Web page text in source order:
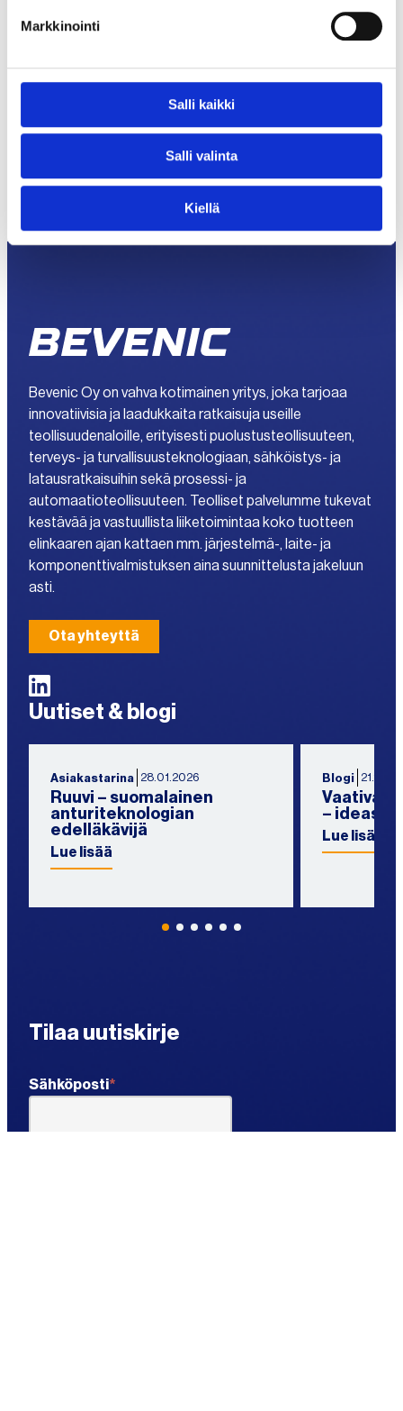
Markkinointi
Salli kaikki
Salli valinta
Kiellä
ja yli tuhat näytteilleasettajaa Tampereen messuhalliin.
Bevenicin osastolla riitti kävijöitä kolmen päivän ajalle
Lämmin kiitos kaikille, jotka piipahditte osastollemme!
ja mahdollisuuksia. Ilman teitä ei olisi meitä.
Tapahtuman koosteeseen pääset
Bevenic Oy on vahva kotimainen yritys, joka tarjoaa
innovatiivisia ja laadukkaita ratkaisuja useille
teollisuudenaloille, erityisesti puolustusteollisuuteen,
terveys- ja turvallisuusteknologiaan, sähköistys- ja
latausratkaisuihin sekä prosessi- ja
automaatioteollisuuteen. Teolliset palvelumme tukevat
kestävää ja vastuullista liiketoimintaa koko tuotteen
elinkaaren ajan kattaen mm. järjestelmä-, laite- ja
komponenttivalmistuksen aina suunnittelusta jakeluun
asti.
Ota yhteyttä
LinkedIn
Uutiset & blogi
Asiakastarina 28.01.2026
Ruuvi – suomalainen
anturiteknologian
edelläkävijä
Lue lisää
Blogi
Vaativat
– ideasta
Lue lisää
Tilaa uutiskirje
"*"
näyttää
Sähköposti*